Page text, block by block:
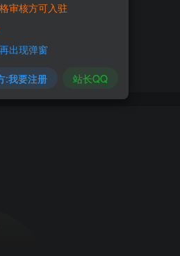
审核方可入驻
出现弹窗
:我要注册 站长QQ